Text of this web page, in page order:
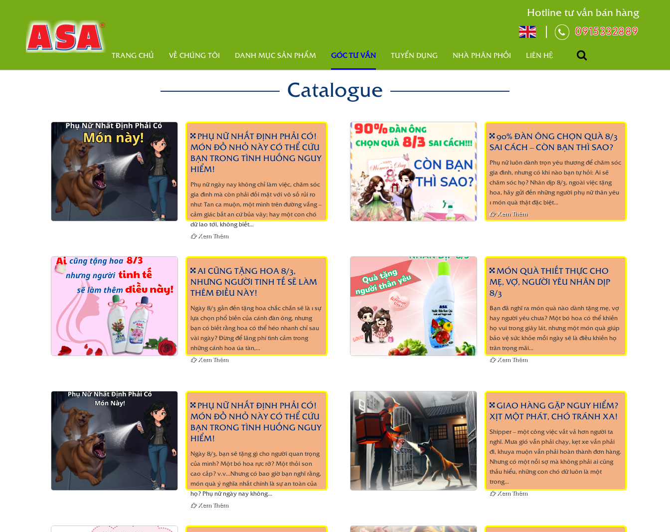
Hotline tư vấn bán hàng
0915332889
TRANG CHỦ VỀ CHÚNG TÔI DANH MỤC SẢN PHẨM GÓC TƯ VẤN TUYỂN DỤNG NHÀ PHÂN PHỐI LIÊN HỆ
Catalogue
PHỤ NỮ NHẤT ĐỊNH PHẢI CÓ!
MÓN ĐỒ NHỎ NÀY CÓ THỂ CỨU
BẠN TRONG TÌNH HUỐNG NGUY
HIỂM!
Phụ nữ ngày nay không chỉ làm việc, chăm sóc
gia đình mà còn phải đối mặt với vô số rủi ro
như: Tan ca muộn, một mình trên đường vắng –
cảm giác bất an cứ bủa vây; hay một con chó
dữ lao tới, không biết...
Xem Thêm
90% ĐÀN ÔNG CHỌN QUÀ 8/3
SAI CÁCH – CÒN BẠN THÌ SAO?
Phụ nữ luôn dành trọn yêu thương để chăm sóc
gia đình, nhưng có khi nào bạn tự hỏi: Ai sẽ
chăm sóc họ? Nhân dịp 8/3, ngoài việc tặng
hoa, hãy gửi đến những người phụ nữ thân yêu
1 món quà thật đặc biệt...
Xem Thêm
AI CŨNG TẶNG HOA 8/3,
NHƯNG NGƯỜI TINH TẾ SẼ LÀM
THÊM ĐIỀU NÀY!
Ngày 8/3 gần đến tặng hoa chắc chắn sẽ là 1 sự
lựa chọn phổ biến của cánh đàn ông, nhưng
bạn có biết rằng hoa có thể héo nhanh chỉ sau
vài ngày? Đừng để lãng phí tình cảm trong
những cánh hoa úa tàn,...
Xem Thêm
MÓN QUÀ THIẾT THỰC CHO
MẸ, VỢ, NGƯỜI YÊU NHÂN DỊP
8/3
Bạn đã nghĩ ra món quà nào dành tặng mẹ, vợ
hay người yêu chưa? Một bó hoa có thể khiến
họ vui trong giây lát, nhưng một món quà giúp
bảo vệ sức khỏe mỗi ngày sẽ là điều khiến họ
trân trọng mãi...
Xem Thêm
PHỤ NỮ NHẤT ĐỊNH PHẢI CÓ!
MÓN ĐỒ NHỎ NÀY CÓ THỂ CỨU
BẠN TRONG TÌNH HUỐNG NGUY
HIỂM!
Ngày 8/3, bạn sẽ tặng gì cho người quan trọng
của mình? Một bó hoa rực rỡ? Một thỏi son
cao cấp? v.v…Nhưng có bao giờ bạn nghĩ rằng,
món quà ý nghĩa nhất chính là sự an toàn của
họ? Phụ nữ ngày nay không...
Xem Thêm
GIAO HÀNG GẶP NGUY HIỂM?
XỊT MỘT PHÁT, CHÓ TRÁNH XA!
Shipper – một công việc vất vả hơn người ta
nghĩ. Mưa gió vẫn phải chạy, kẹt xe vẫn phải
đi, khuya muộn vẫn phải hoàn thành đơn hàng.
Nhưng có một nỗi sợ mà không phải ai cũng
thấu hiểu, những con chó dữ luôn là một
trong...
Xem Thêm